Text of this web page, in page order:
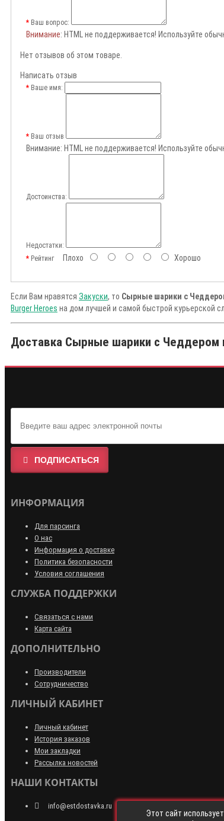
Ваш вопрос:
Внимание: HTML не поддерживается! Используйте
Нет отзывов об этом товаре.
Написать отзыв
Ваше имя:
Ваш отзыв
Внимание: HTML не поддерживается! Используйте
Достоинства:
Недостатки:
РейтингПлохо Хорошо
Если Вам нравятся Закуски, то Сырные шарики с
Burger Heroes на дом лучшей и самой быстрой курьерской
Доставка Сырные шарики с Чеддером
ПОДПИСАТЬСЯ
ИНФОРМАЦИЯ
Для парсинга
О нас
Информация о доставке
Политика безопасности
Условия соглашения
СЛУЖБА ПОДДЕРЖКИ
Связаться с нами
Карта сайта
ДОПОЛНИТЕЛЬНО
Производители
Сотрудничество
ЛИЧНЫЙ КАБИНЕТ
Личный кабинет
История заказов
Мои закладки
Рассылка новостей
НАШИ КОНТАКТЫ
info@estdostavka.ru
Этот сайт